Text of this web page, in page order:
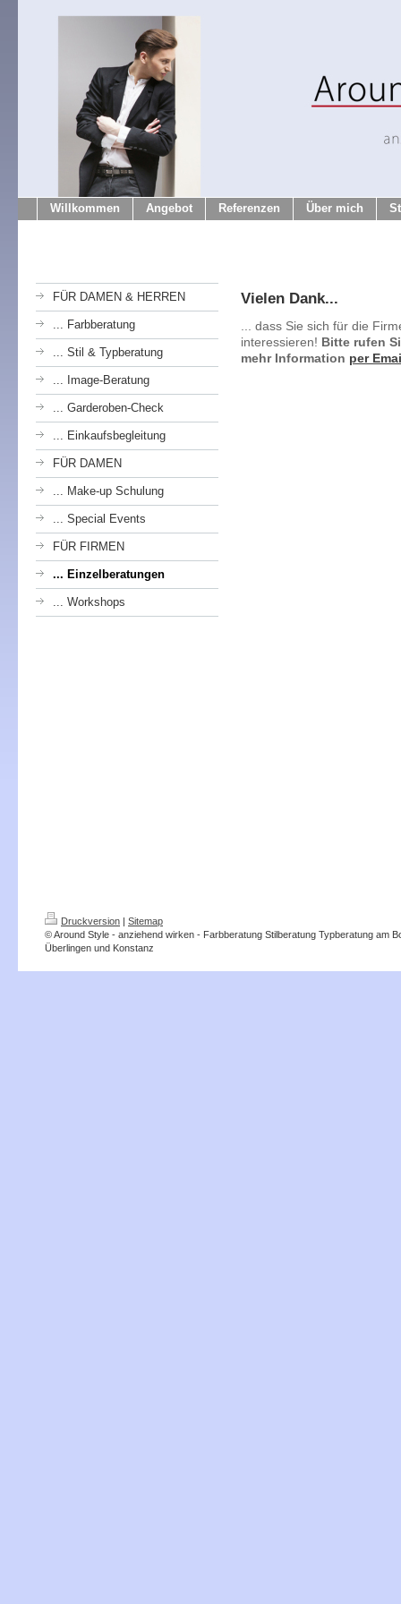
Willkommen Angebot Referenzen Über mich
FÜR DAMEN & HERREN
... Farbberatung
... Stil & Typberatung
... Image-Beratung
... Garderoben-Check
... Einkaufsbegleitung
FÜR DAMEN
... Make-up Schulung
... Special Events
FÜR FIRMEN
... Einzelberatungen
... Workshops
Vielen Dank...
... dass Sie sich für die
interessieren! Bitte rufen
mehr Information per
Druckversion | Sitemap
© Around Style - anziehend wirken - Farbberatung Stilberatung Typberatung am
Überlingen und Konstanz